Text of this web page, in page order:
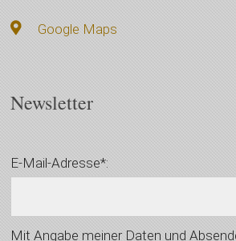
Google Maps
Newsletter
E-Mail-Adresse*:
Mit Angabe meiner Daten und